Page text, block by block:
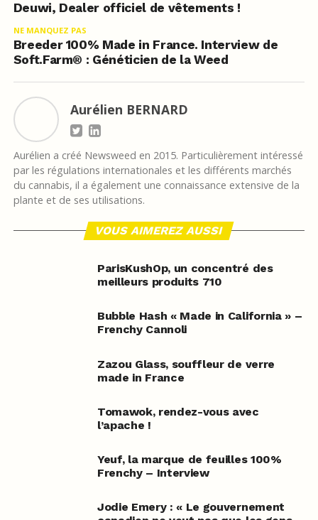
Deuwi, Dealer officiel de vêtements !
NE MANQUEZ PAS
Breeder 100% Made in France. Interview de
Soft.Farm® : Généticien de la Weed
Aurélien BERNARD
Aurélien a créé Newsweed en 2015. Particulièrement intéressé
par les régulations internationales et les différents marchés
du cannabis, il a également une connaissance extensive de la
plante et de ses utilisations.
VOUS AIMEREZ AUSSI
ParisKushOp, un concentré des
meilleurs produits 710
Bubble Hash « Made in California » –
Frenchy Cannoli
Zazou Glass, souffleur de verre
made in France
Tomawok, rendez-vous avec
l’apache !
Yeuf, la marque de feuilles 100%
Frenchy – Interview
Jodie Emery : « Le gouvernement